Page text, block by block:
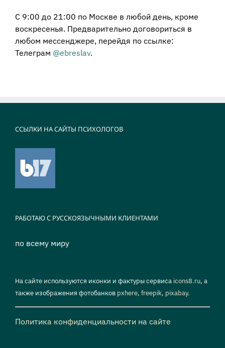
С 9:00 до 21:00 по Москве в любой день, кроме
воскресенья. Предварительно договориться в
любом мессенджере, перейдя по ссылке:
Телеграм @ebreslav.
ССЫЛКИ НА САЙТЫ ПСИХОЛОГОВ
РАБОТАЮ С РУССКОЯЗЫЧНЫМИ КЛИЕНТАМИ
по всему миру
На сайте используются иконки и фактуры сервиса icons8.ru, а
также изображения фотобанков pxhere, freepik, pixabay.
Политика конфиденциальности на сайте